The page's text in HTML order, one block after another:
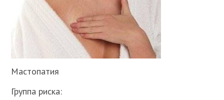
Мастопатия
Группа риска: